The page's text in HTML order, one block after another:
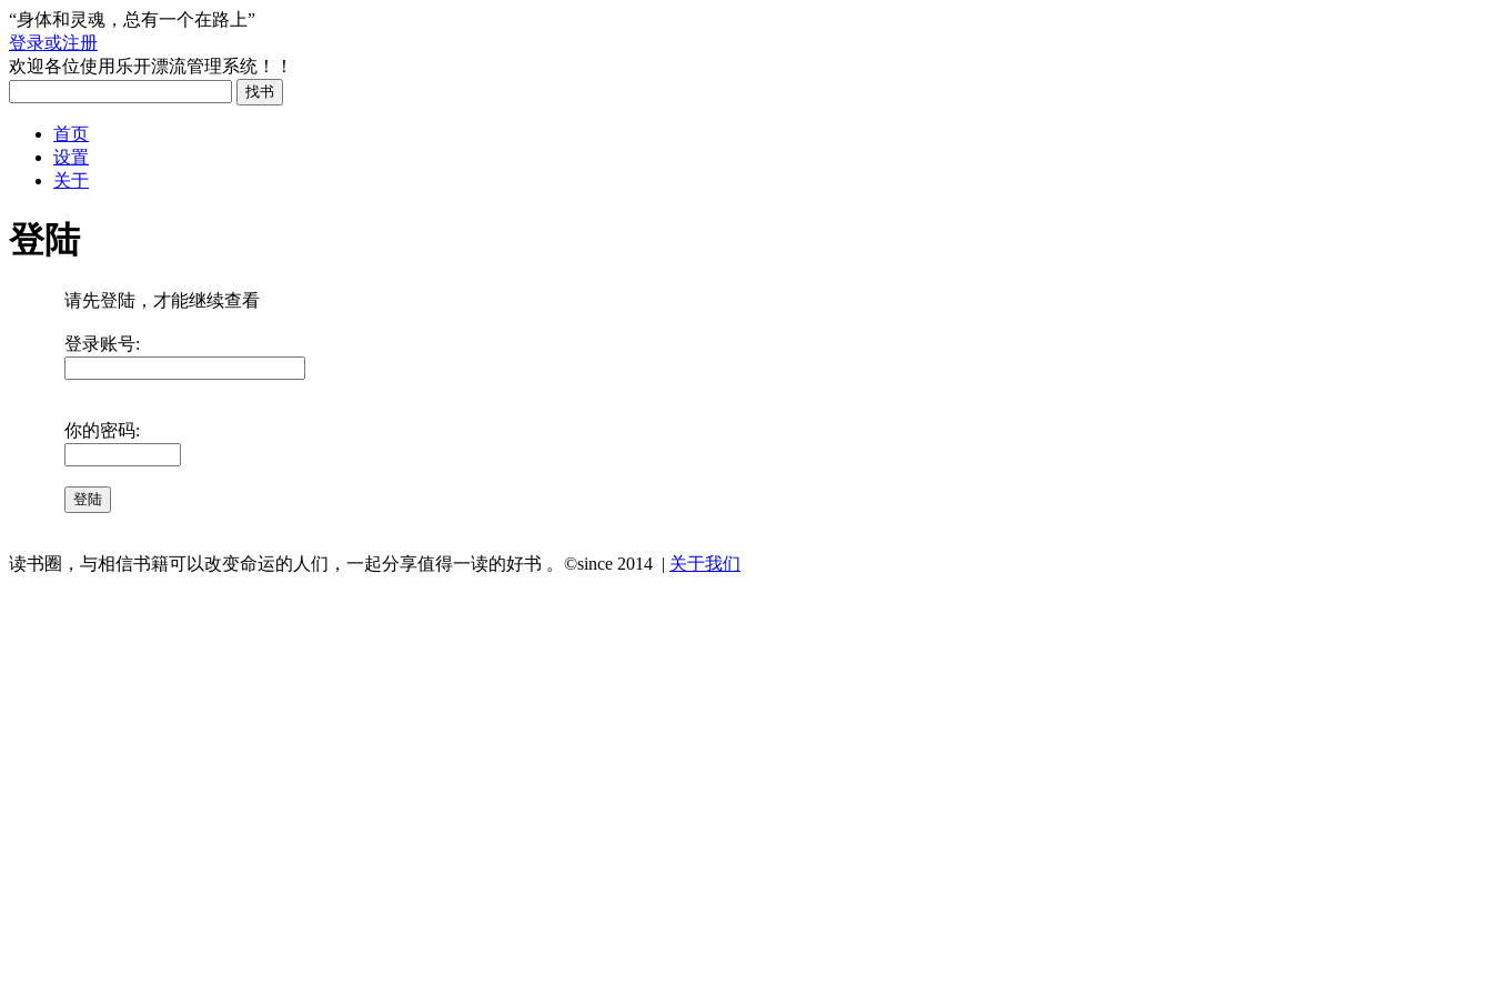
“身体和灵魂，总有一个在路上”
登录或注册
欢迎各位使用乐开漂流管理系统！！
首页
设置
关于
登陆
请先登陆，才能继续查看
登录账号:
你的密码:
读书圈，与相信书籍可以改变命运的人们，一起分享值得一读的好书 。©since 2014 | 关于我们